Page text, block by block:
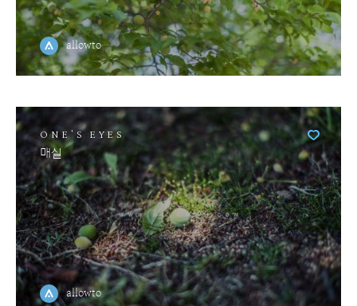
allowto
ONE'S EYES
매실
allowto